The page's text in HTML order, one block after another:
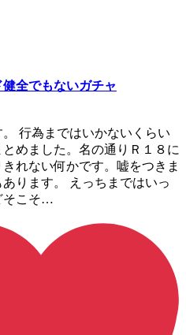
全でもないガチャ
行為まではいかないくらい
めました。名の通りＲ１８に
れない何かです。嘘をつきま
ります。 えっちまではいっ
そこそ…